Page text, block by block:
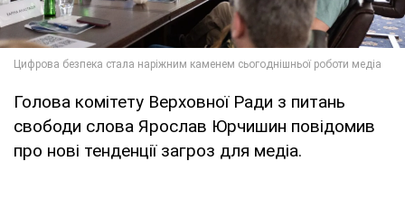
Голова комітету Верховної Ради з питань
свободи слова Ярослав Юрчишин повідомив
про нові тенденції загроз для медіа.